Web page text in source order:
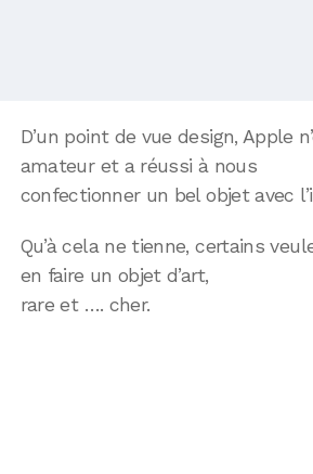
D’un point de vue design, Apple
amateur et a réussi à nous
confectionner un bel objet avec
Qu’à cela ne tienne, certains
en faire un objet d’art,
rare et …. cher.